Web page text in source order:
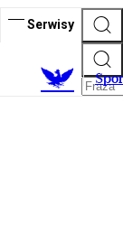
Serwisy
S